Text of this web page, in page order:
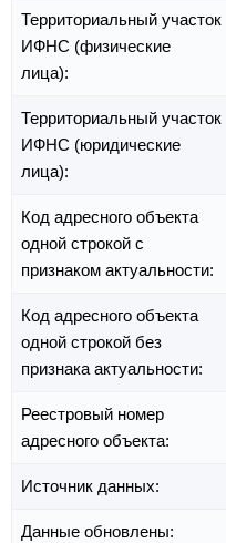
Территориальный участок
ИФНС (физические
лица):
Территориальный участок
ИФНС (юридические
лица):
Код адресного объекта
одной строкой с
признаком актуальности:
Код адресного объекта
одной строкой без
признака актуальности:
Реестровый номер
адресного объекта:
Источник данных:
Данные обновлены: